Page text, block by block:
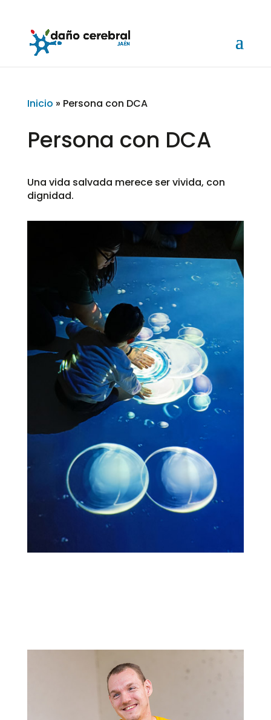
Inicio » Persona con DCA
Persona con DCA
Una vida salvada merece ser vivida, con
dignidad.